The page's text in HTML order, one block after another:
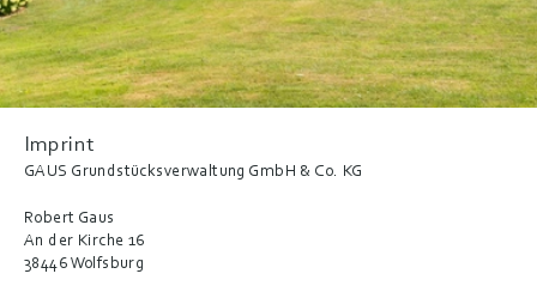
Imprint
GAUS Grundstücksverwaltung GmbH & Co. KG
Robert Gaus
An der Kirche 16
38446 Wolfsburg